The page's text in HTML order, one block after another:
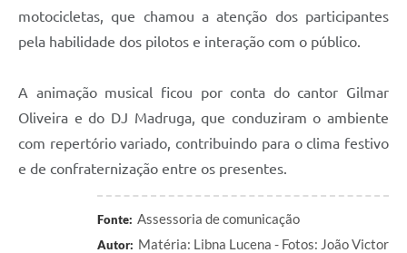
motocicletas, que chamou a atenção dos participantes
pela habilidade dos pilotos e interação com o público.
A animação musical ficou por conta do cantor Gilmar
Oliveira e do DJ Madruga, que conduziram o ambiente
com repertório variado, contribuindo para o clima festivo
e de confraternização entre os presentes.
Fonte: Assessoria de comunicação
Autor: Matéria: Libna Lucena - Fotos: João Victor